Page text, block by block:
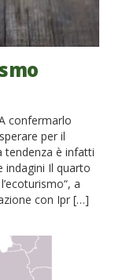
confermarlo
per il
tendenza è infatti
indagini Il quarto
a
con Ipr […]